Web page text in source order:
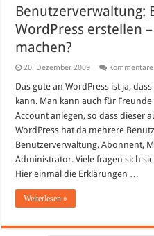
Benutzerverwaltung:
WordPress erstellen
machen?
20. Dezember 2009
Das gute an WordPress ist ja,
kann. Man kann auch für
Account anlegen, so dass dieser
WordPress hat da mehrere
Benutzerverwaltung. Abonnent,
Administrator. Viele fragen sich
Hier einmal die Erklärungen …
Weiterlesen »